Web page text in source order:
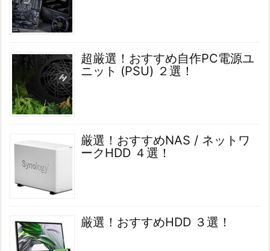
超厳選！おすすめ自作PC電源ユ
ニット (PSU) ２選！
厳選！おすすめNAS / ネットワ
ークHDD ４選！
厳選！おすすめHDD ３選！